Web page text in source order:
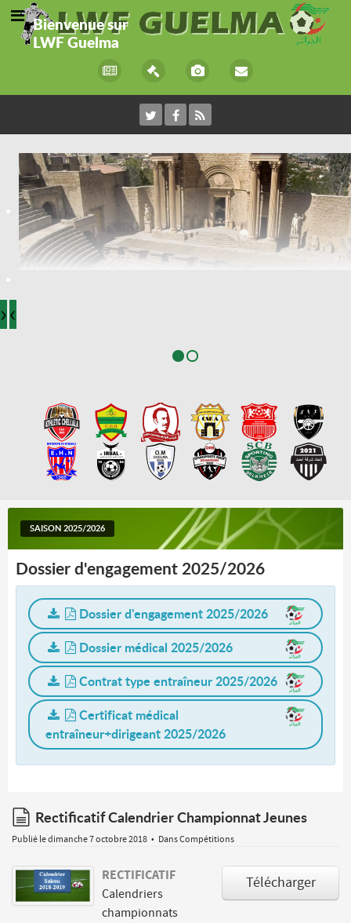
Bienvenue sur
LWF Guelma
›‹
SAISON 2025/2026
Dossier d'engagement 2025/2026
Dossier d'engagement 2025/2026
Dossier médical 2025/2026
Contrat type entraîneur 2025/2026
Certificat médical
entraîneur+dirigeant 2025/2026
document
Rectificatif Calendrier Championnat Jeunes
Publié le dimanche 7 octobre 2018 DansCompétitions
Télécharger
RECTIFICATIF
Calendriers
championnats